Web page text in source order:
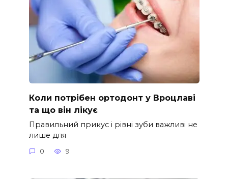
Коли потрібен ортодонт у Вроцлаві
та що він лікує
Правильний прикус і рівні зуби важливі не
лише для
0 9